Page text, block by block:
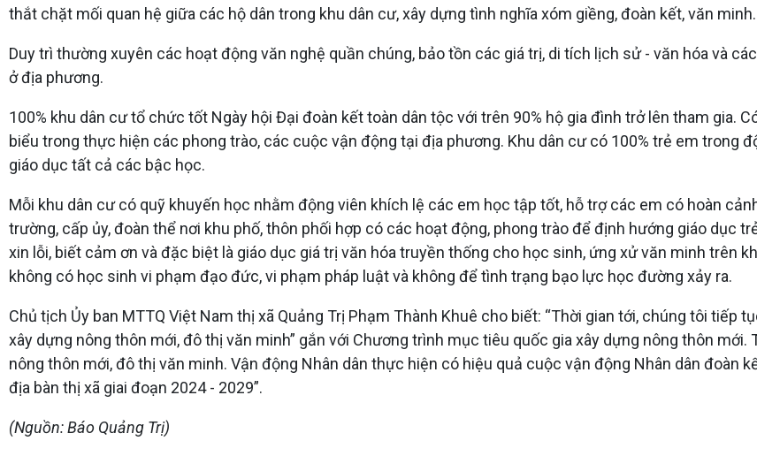
thắt chặt mối quan hệ giữa các hộ dân trong khu dân cư, xây dựng tình nghĩa xóm giềng, đoàn kết, văn minh.
Duy trì thường xuyên các hoạt động văn nghệ quần chúng, bảo tồn các giá trị, di tích lịch sử - văn hóa và
ở địa phương.
100% khu dân cư tổ chức tốt Ngày hội Đại đoàn kết toàn dân tộc với trên 90% hộ gia đình trở lên tham gia.
biểu trong thực hiện các phong trào, các cuộc vận động tại địa phương. Khu dân cư có 100% trẻ em trong
giáo dục tất cả các bậc học.
Mỗi khu dân cư có quỹ khuyến học nhằm động viên khích lệ các em học tập tốt, hỗ trợ các em có hoàn
trường, cấp ủy, đoàn thể nơi khu phố, thôn phối hợp có các hoạt động, phong trào để định hướng giáo dục
xin lỗi, biết cảm ơn và đặc biệt là giáo dục giá trị văn hóa truyền thống cho học sinh, ứng xử văn minh trên
không có học sinh vi phạm đạo đức, vi phạm pháp luật và không để tình trạng bạo lực học đường xảy ra.
Chủ tịch Ủy ban MTTQ Việt Nam thị xã Quảng Trị Phạm Thành Khuê cho biết: “Thời gian tới, chúng tôi tiếp
xây dựng nông thôn mới, đô thị văn minh” gắn với Chương trình mục tiêu quốc gia xây dựng nông thôn
nông thôn mới, đô thị văn minh. Vận động Nhân dân thực hiện có hiệu quả cuộc vận động Nhân dân đoàn
địa bàn thị xã giai đoạn 2024 - 2029”.
(Nguồn: Báo Quảng Trị)